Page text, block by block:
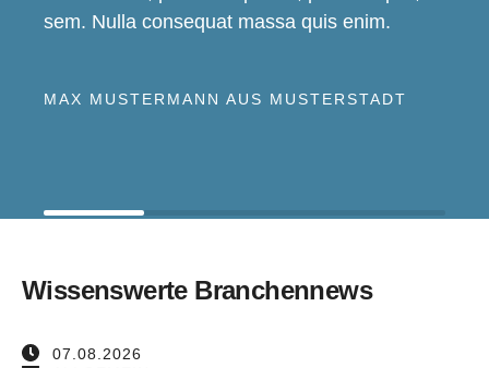
sem. Nulla consequat massa quis enim.
MAX MUSTERMANN AUS MUSTERSTADT
Wissenswerte Branchennews
07.08.2026